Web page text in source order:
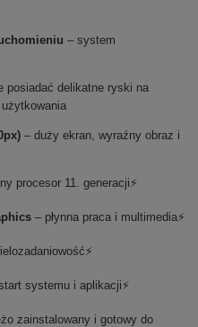
– system
posiadać delikatne ryski na
– duży ekran, wyraźny obraz i
procesor 11. generacji⚡
– płynna praca i multimedia⚡
systemu i aplikacji⚡
zainstalowany i gotowy do